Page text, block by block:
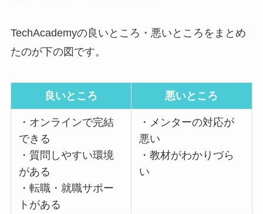
TechAcademyの良いところ・悪いところをまとめ
たのが下の図です。
良いところ 悪いところ
・オンラインで完結
できる
・質問しやすい環境
がある
・転職・就職サポー
トがある
・メンターの対応が
悪い
・教材がわかりづら
い